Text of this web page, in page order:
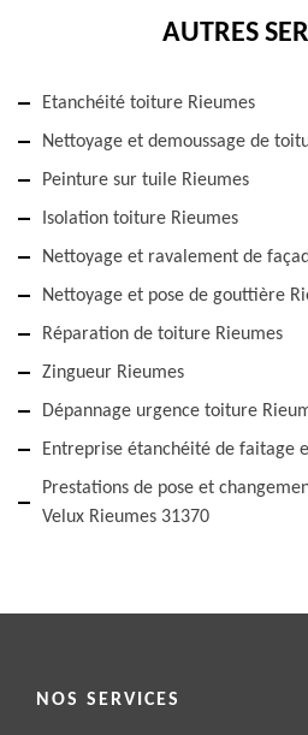
AUTRES
Etanchéité toiture Rieumes
Nettoyage et demoussage de
Peinture sur tuile Rieumes
Isolation toiture Rieumes
Nettoyage et ravalement de
Nettoyage et pose de gouttière
Réparation de toiture Rieumes
Zingueur Rieumes
Dépannage urgence toiture
Entreprise étanchéité de faitage
Prestations de pose et
Velux Rieumes 31370
NOS SERVICES